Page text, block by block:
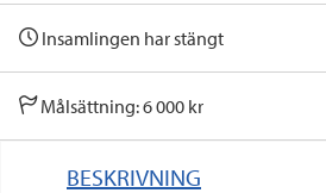
Insamlingen har stängt
Målsättning: 6 000 kr
BESKRIVNING